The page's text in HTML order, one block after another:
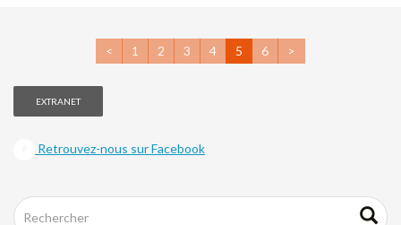
< 1 2 3 4 5 6 >
EXTRANET
Retrouvez-nous sur Facebook